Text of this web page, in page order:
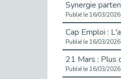
Publié le 16/03/2026
Publié le 16/03/2026
Publié le 16/03/2026